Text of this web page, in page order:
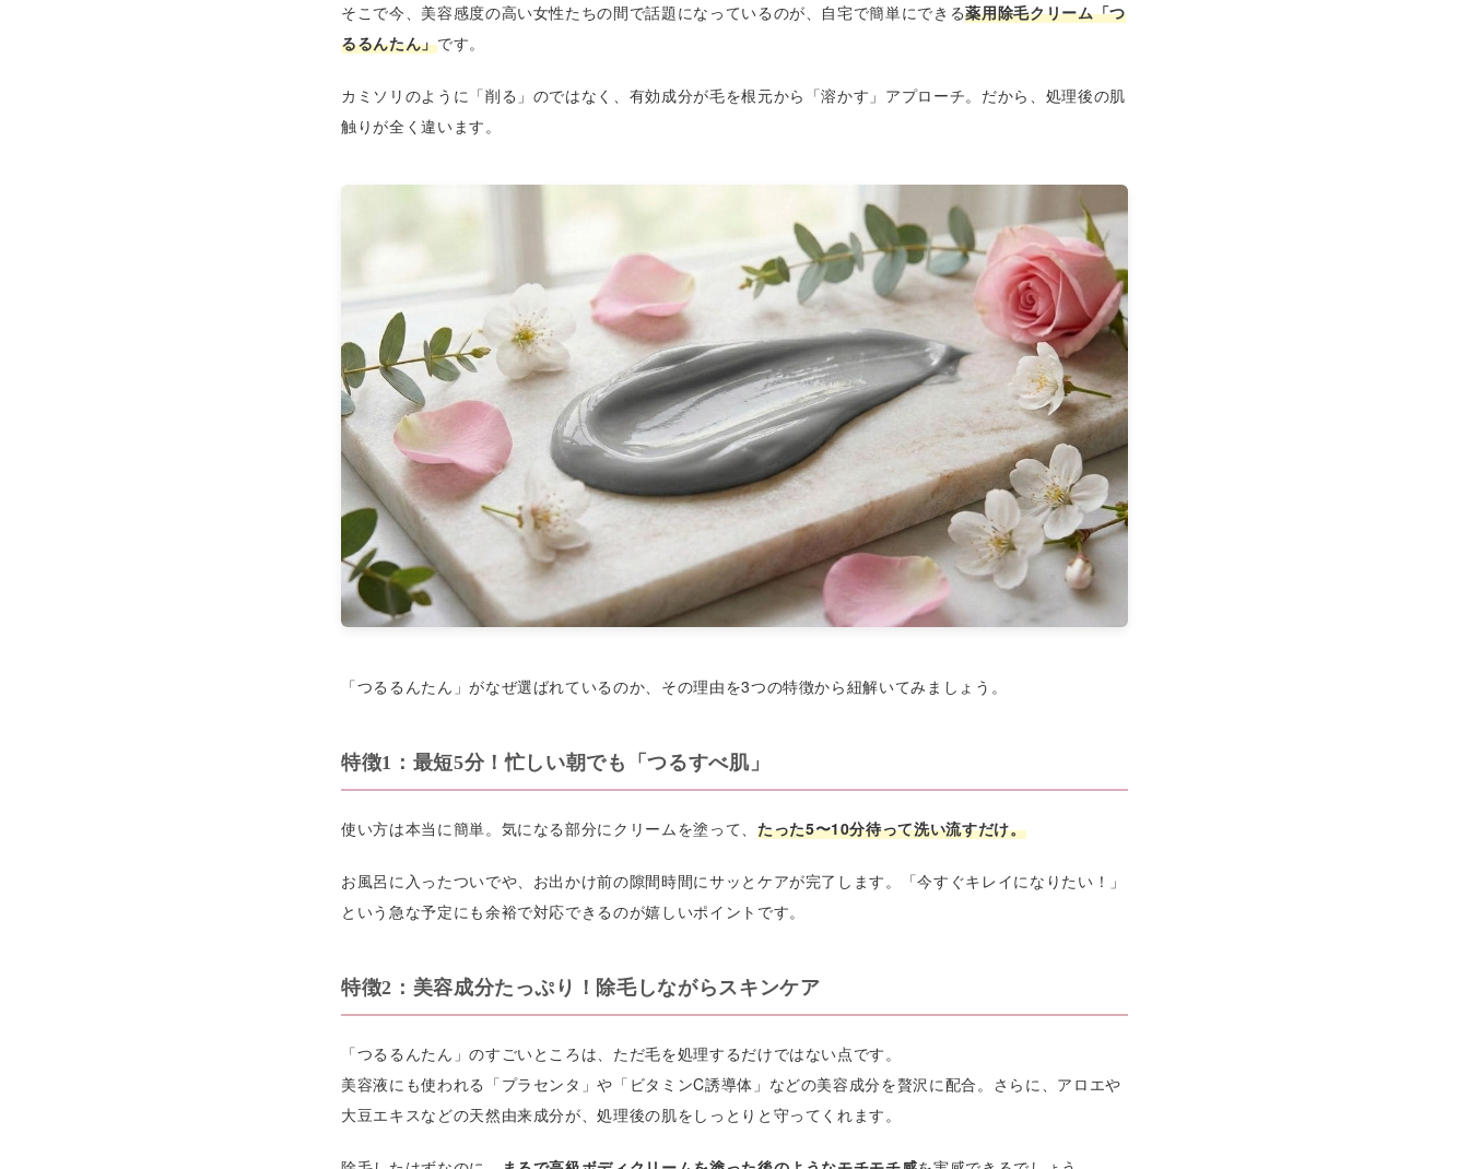
そこで今、美容感度の高い女性たちの間で話題になっているのが、自宅で簡単にできる薬用除毛クリーム「つ
るるんたん」です。
カミソリのように「削る」のではなく、有効成分が毛を根元から「溶かす」アプローチ。だから、処理後の肌
触りが全く違います。
「つるるんたん」がなぜ選ばれているのか、その理由を3つの特徴から紐解いてみましょう。
特徴1：最短5分！忙しい朝でも「つるすべ肌」
使い方は本当に簡単。気になる部分にクリームを塗って、 たった5〜10分待って洗い流すだけ。
お風呂に入ったついでや、お出かけ前の隙間時間にサッとケアが完了します。「今すぐキレイになりたい！」
という急な予定にも余裕で対応できるのが嬉しいポイントです。
特徴2：美容成分たっぷり！除毛しながらスキンケア
「つるるんたん」のすごいところは、ただ毛を処理するだけではない点です。
美容液にも使われる「プラセンタ」や「ビタミンC誘導体」などの美容成分を贅沢に配合。さらに、アロエや
大豆エキスなどの天然由来成分が、処理後の肌をしっとりと守ってくれます。